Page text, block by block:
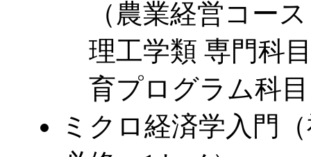
（農業経営コー
理工学類 専門科
育プログラム科目
ミクロ経済学入門